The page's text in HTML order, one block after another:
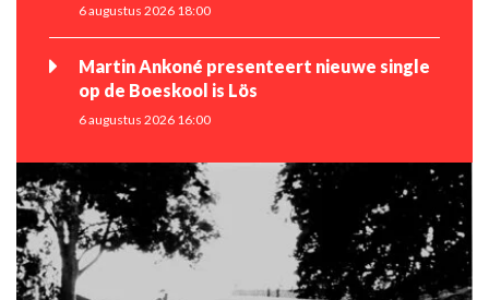
6 augustus 2026 18:00
Martin Ankoné presenteert nieuwe single
op de Boeskool is Lös
6 augustus 2026 16:00